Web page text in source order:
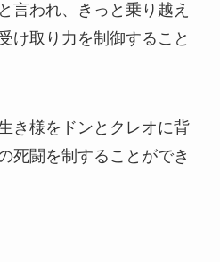
言われ、きっと乗り越え
け取り力を制御すること
き様をドンとクレオに背
死闘を制することができ